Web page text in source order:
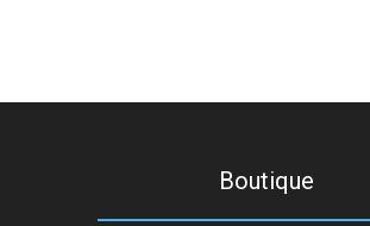
Boutique